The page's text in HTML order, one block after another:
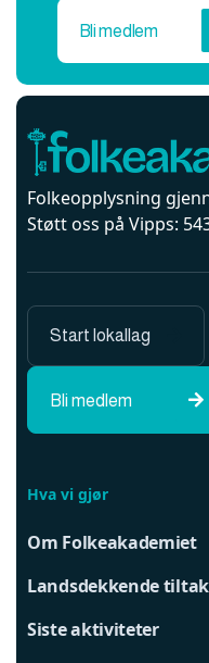
Bli medlem
Folkeopplysning
Støtt oss på Vipps:
Bli medlem 
Start lokallag
Hva vi gjør
Om Folkeakademiet
Landsdekkende tiltak
Siste aktiviteter